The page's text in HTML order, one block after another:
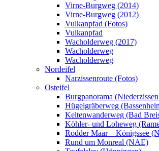
Virne-Burgweg (2014)
Virne-Burgweg (2012)
Vulkanpfad (Fotos)
Vulkanpfad
Wacholderweg (2017)
Wacholderweg
Wacholderweg
Nordeifel
Narzissenroute (Fotos)
Osteifel
Burgpanorama
Hügelgräberweg
Keltenwanderweg (Bad
Köhler- und Loheweg
Rodder Maar – Königssee
Rund um Monreal (NAE)